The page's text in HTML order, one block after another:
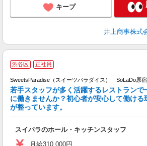
キープ
井上商事株式
渋谷区 正社員
SweetsParadise（スイーツパラダイス） SoLaDo原
若手スタッフが多く活躍するレストランで
に働きませんか？初心者が安心して働ける
が整っています。
スイパラのホール・キッチンスタッフ
月給310,000円